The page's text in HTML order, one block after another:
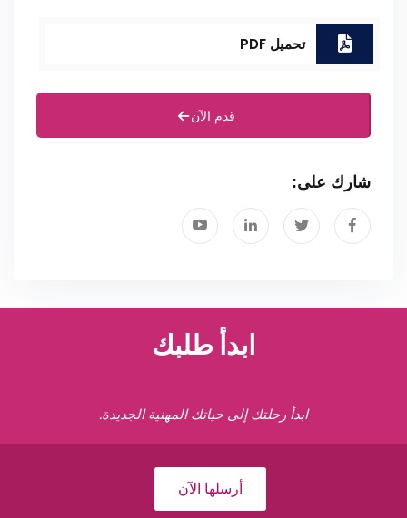
تحميل PDF
قدم الآن
شارك على:
ابدأ طلبك
ابدأ رحلتك إلى حياتك المهنية الجديدة.
أرسلها الآن